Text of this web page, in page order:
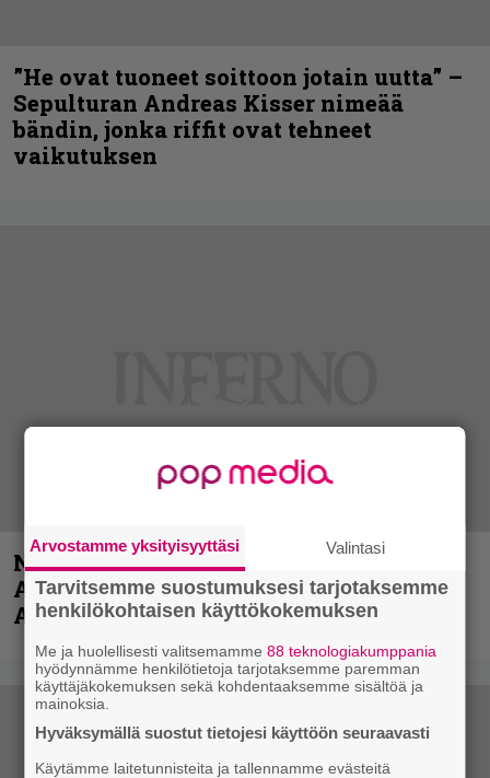
”He ovat tuoneet soittoon jotain uutta” –
Sepulturan Andreas Kisser nimeää
bändin, jonka riffit ovat tehneet
vaikutuksen
Näin lähtee Ghostin Tobias Forgelta
Accept – menossa mukana myös
Anthrax- ja Korn-miehistöä
Arvostamme yksityisyyttäsi Valintasi
Tarvitsemme suostumuksesi tarjotaksemme
henkilökohtaisen käyttökokemuksen
Me ja huolellisesti valitsemamme88 teknologiakumppania
hyödynnämme henkilötietoja tarjotaksemme paremman
käyttäjäkokemuksen sekä kohdentaaksemme sisältöä ja
mainoksia.
Hyväksymällä suostut tietojesi käyttöön seuraavasti
Käytämme laitetunnisteita ja tallennamme evästeitä